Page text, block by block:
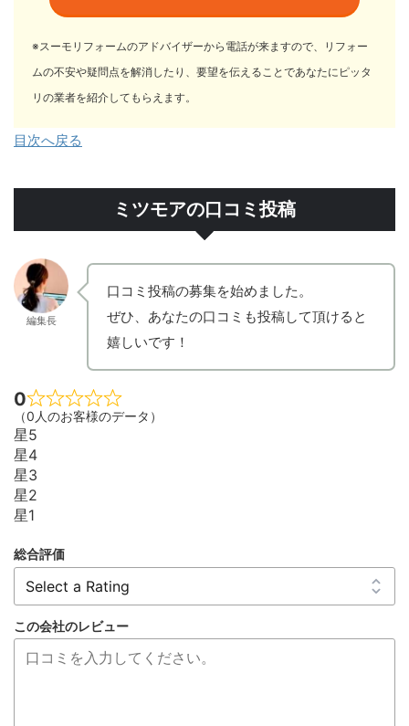
※スーモリフォームのアドバイザーから電話が来ますので、リフォー
ムの不安や疑問点を解消したり、要望を伝えることであなたにピッタ
リの業者を紹介してもらえます。
目次へ戻る
ミツモアの口コミ投稿
編集長
口コミ投稿の募集を始めました。
ぜひ、あなたの口コミも投稿して頂けると
嬉しいです！
0
（0人のお客様のデータ）
星5
星4
星3
星2
星1
総合評価
この会社のレビュー